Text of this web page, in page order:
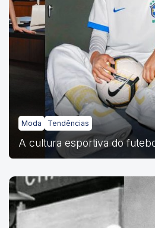
Moda Tendências
A cultura esportiva do